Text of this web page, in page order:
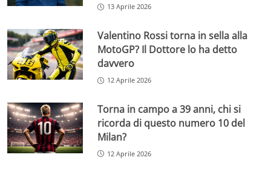
13 Aprile 2026
Valentino Rossi torna in sella alla
MotoGP? Il Dottore lo ha detto
davvero
12 Aprile 2026
Torna in campo a 39 anni, chi si
ricorda di questo numero 10 del
Milan?
12 Aprile 2026